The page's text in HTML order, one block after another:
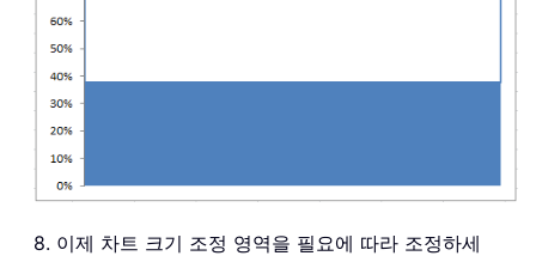
8. 이제 차트 크기 조정 영역을 필요에 따라 조정하세